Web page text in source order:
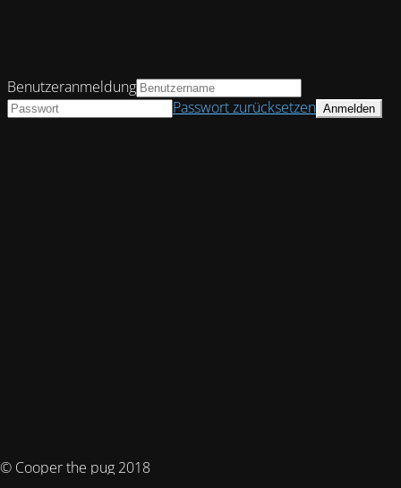
© Cooper the pug 2018
Benutzeranmeldung
Passwort zurücksetzen